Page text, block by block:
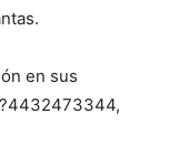
en sus